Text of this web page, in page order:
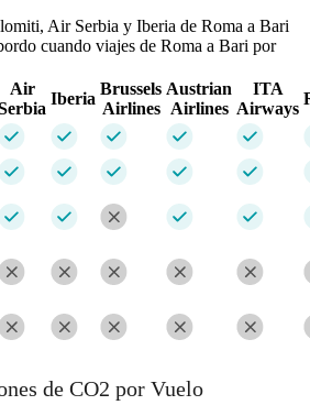
Air Serbia y Iberia de Roma a Bari
cuando viajes de Roma a Bari por
Air
Iberia
Brussels
Airlines
Austrian
Airlines
ITA
Airways
de CO2 por Vuelo